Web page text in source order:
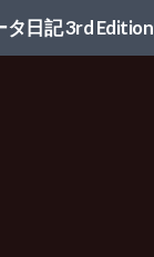
日記 3rd Edition